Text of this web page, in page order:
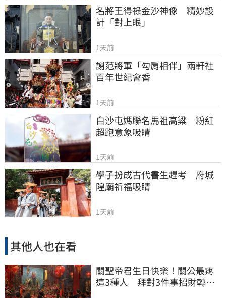
名將王得祿金沙神像　精妙設
計「對上眼」
1天前
謝范將軍「勾肩相伴」兩軒社
百年世紀會香
1天前
白沙屯媽聯名馬祖高粱　粉紅
超跑意象吸睛
1天前
學子扮成古代書生趕考　府城
隍廟祈福吸睛
1天前
其他人也在看
關聖帝君生日快樂！關公最疼
這3種人 拜對3件事招財轉運